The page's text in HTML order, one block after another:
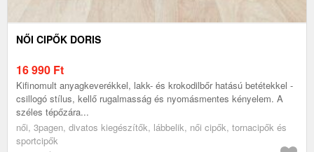
NŐI CIPŐK DORIS
16 990 Ft
Kifinomult anyagkeverékkel, lakk- és krokodilbőr hatású betétekkel -
csillogó stílus, kellő rugalmasság és nyomásmentes kényelem. A
széles tépőzára...
női, 3pagen, divatos kiegészítők, lábbelik, női cipők, tornacipők és
sportcipők